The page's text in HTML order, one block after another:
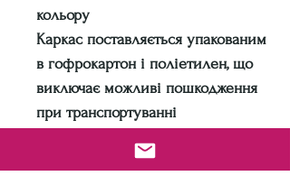
кольору
Каркас поставляється упакованим
в гофрокартон і поліетилен, що
виключає можливі пошкодження
при транспортуванні
Матеріал каркаса: Метал